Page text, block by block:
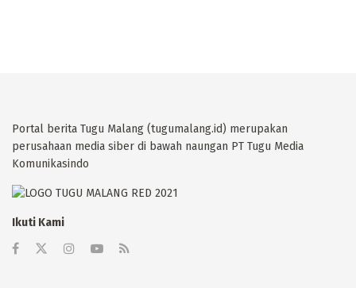
Portal berita Tugu Malang (tugumalang.id) merupakan
perusahaan media siber di bawah naungan PT Tugu Media
Komunikasindo
Ikuti Kami